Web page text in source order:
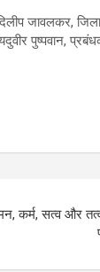
जावलकर,
पुष्पवान,
कर्म, सत्व और